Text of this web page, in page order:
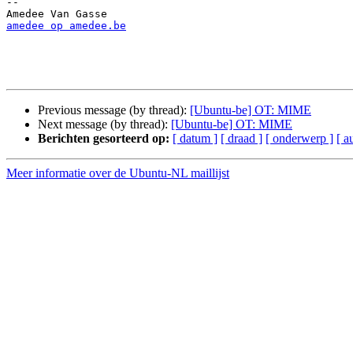
amedee op amedee.be
Previous message (by thread): [Ubuntu-be] OT: MIME
Next message (by thread): [Ubuntu-be] OT: MIME
Berichten gesorteerd op: [ datum ] [ draad ] [ onderwerp ] [
Meer informatie over de Ubuntu-NL maillijst